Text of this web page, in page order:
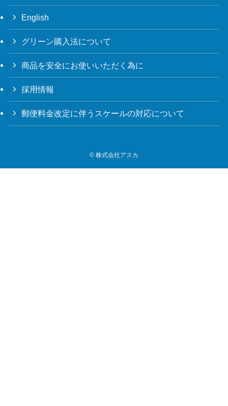
English
グリーン購入法について
商品を安全にお使いいただく為に
採用情報
郵便料金改定に伴うスケールの対応について
© 株式会社アスカ